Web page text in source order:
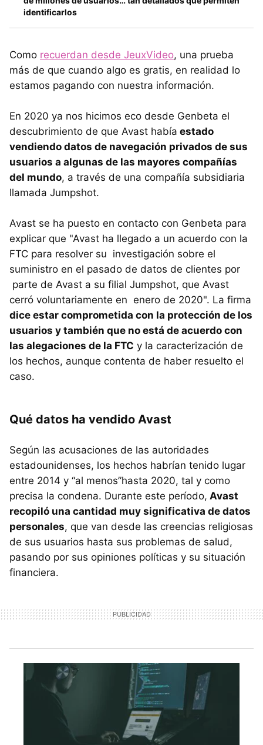
identificarlos
Como recuerdan desde JeuxVideo, una prueba
más de que cuando algo es gratis, en realidad lo
estamos pagando con nuestra información.
En 2020 ya nos hicimos eco desde Genbeta el
descubrimiento de que Avast había estado
vendiendo datos de navegación privados de sus
usuarios a algunas de las mayores compañías
del mundo, a través de una compañía subsidiaria
llamada Jumpshot.
Avast se ha puesto en contacto con Genbeta para
explicar que "Avast ha llegado a un acuerdo con la
FTC para resolver su investigación sobre el
suministro en el pasado de datos de clientes por
parte de Avast a su filial Jumpshot, que Avast
cerró voluntariamente en enero de 2020". La firma
dice estar comprometida con la protección de los
usuarios y también que no está de acuerdo con
las alegaciones de la FTC y la caracterización de
los hechos, aunque contenta de haber resuelto el
caso.
Qué datos ha vendido Avast
Según las acusaciones de las autoridades
estadounidenses, los hechos habrían tenido lugar
entre 2014 y “al menos”hasta 2020, tal y como
precisa la condena. Durante este período, Avast
recopiló una cantidad muy significativa de datos
personales, que van desde las creencias religiosas
de sus usuarios hasta sus problemas de salud,
pasando por sus opiniones políticas y su situación
financiera.